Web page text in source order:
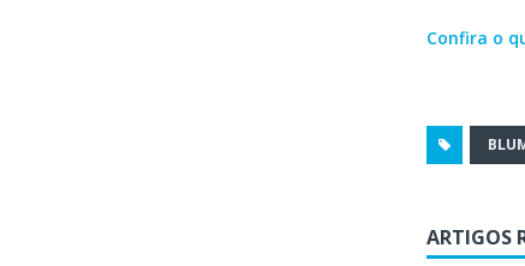
Confira o
ARTIGOS